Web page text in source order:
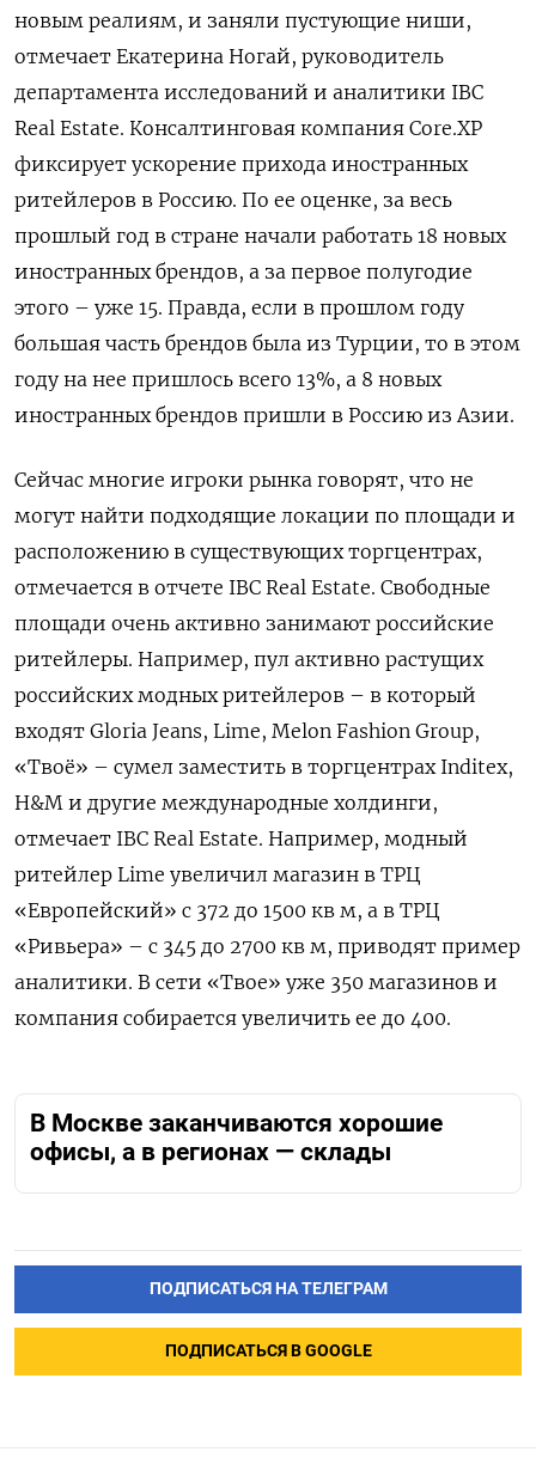
новым реалиям, и заняли пустующие ниши,
отмечает Екатерина Ногай, руководитель
департамента исследований и аналитики IBC
Real Estate. Консалтинговая компания Core.XP
фиксирует ускорение прихода иностранных
ритейлеров в Россию. По ее оценке, за весь
прошлый год в стране начали работать 18 новых
иностранных брендов, а за первое полугодие
этого – уже 15. Правда, если в прошлом году
большая часть брендов была из Турции, то в этом
году на нее пришлось всего 13%, а 8 новых
иностранных брендов пришли в Россию из Азии.
Сейчас многие игроки рынка говорят, что не
могут найти подходящие локации по площади и
расположению в существующих торгцентрах,
отмечается в отчете IBC Real Estate. Свободные
площади очень активно занимают российские
ритейлеры. Например, пул активно растущих
российских модных ритейлеров – в который
входят Gloria Jeans, Lime, Melon Fashion Group,
«Твоё» – сумел заместить в торгцентрах Inditex,
H&M и другие международные холдинги,
отмечает IBC Real Estate. Например, модный
ритейлер Lime увеличил магазин в ТРЦ
«Европейский» с 372 до 1500 кв м, а в ТРЦ
«Ривьера» – с 345 до 2700 кв м, приводят пример
аналитики. В сети «Твое» уже 350 магазинов и
компания собирается увеличить ее до 400.
В Москве заканчиваются хорошие
офисы, а в регионах — склады
ПОДПИСАТЬСЯ НА ТЕЛЕГРАМ
ПОДПИСАТЬСЯ В GOOGLE